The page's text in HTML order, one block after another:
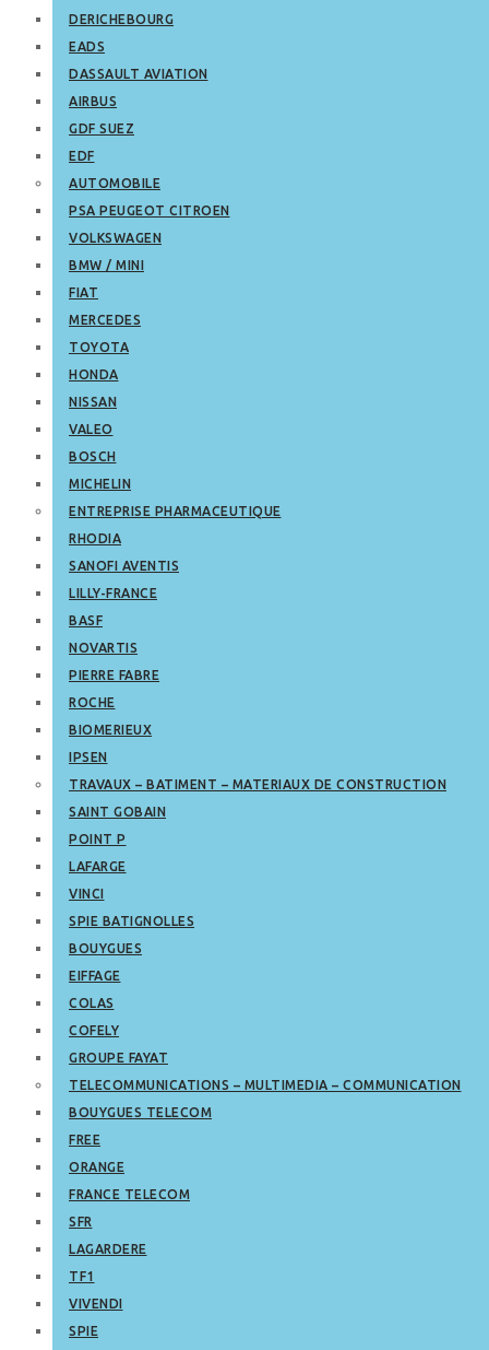
DERICHEBOURG
EADS
DASSAULT AVIATION
AIRBUS
GDF SUEZ
EDF
AUTOMOBILE
PSA PEUGEOT CITROEN
VOLKSWAGEN
BMW / MINI
FIAT
MERCEDES
TOYOTA
HONDA
NISSAN
VALEO
BOSCH
MICHELIN
ENTREPRISE PHARMACEUTIQUE
RHODIA
SANOFI AVENTIS
LILLY-FRANCE
BASF
NOVARTIS
PIERRE FABRE
ROCHE
BIOMERIEUX
IPSEN
TRAVAUX – BATIMENT – MATERIAUX DE CONSTRUCTION
SAINT GOBAIN
POINT P
LAFARGE
VINCI
SPIE BATIGNOLLES
BOUYGUES
EIFFAGE
COLAS
COFELY
GROUPE FAYAT
TELECOMMUNICATIONS – MULTIMEDIA – COMMUNICATION
BOUYGUES TELECOM
FREE
ORANGE
FRANCE TELECOM
SFR
LAGARDERE
TF1
VIVENDI
SPIE